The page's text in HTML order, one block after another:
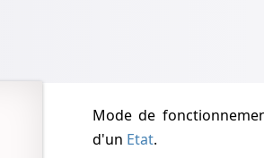
Mode de
d'un Etat.